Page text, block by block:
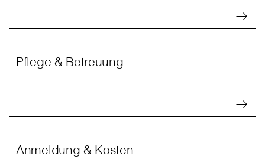
Pflege & Betreuung
Anmeldung & Kosten